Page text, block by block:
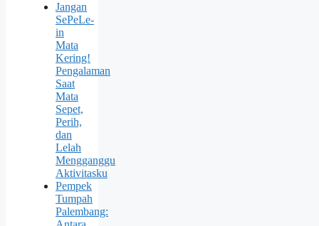
Jangan
SePeLe-
in
Mata
Kering!
Pengalaman
Saat
Mata
Sepet,
Perih,
dan
Lelah
Mengganggu
Aktivitasku
Pempek
Tumpah
Palembang: